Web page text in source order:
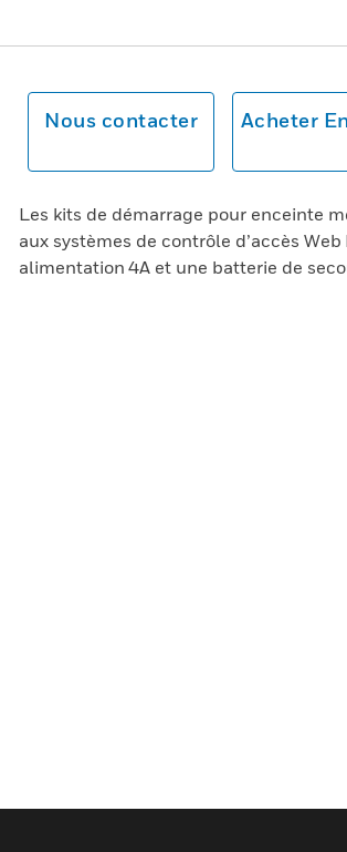
Nous contacter Acheter
Les kits de démarrage pour enceinte
aux systèmes de contrôle d’accès
alimentation 4A et une batterie de